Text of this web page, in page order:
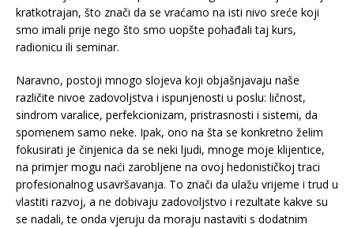
kratkotrajan, što znači da se vraćamo na isti nivo sreće koji
smo imali prije nego što smo uopšte pohađali taj kurs,
radionicu ili seminar.
Naravno, postoji mnogo slojeva koji objašnjavaju naše
različite nivoe zadovoljstva i ispunjenosti u poslu: ličnost,
sindrom varalice, perfekcionizam, pristrasnosti i sistemi, da
spomenem samo neke. Ipak, ono na šta se konkretno želim
fokusirati je činjenica da se neki ljudi, mnoge moje klijentice,
na primjer mogu naći zarobljene na ovoj hedonističkoj traci
profesionalnog usavršavanja. To znači da ulažu vrijeme i trud u
vlastiti razvoj, a ne dobivaju zadovoljstvo i rezultate kakve su
se nadali, te onda vjeruju da moraju nastaviti s dodatnim